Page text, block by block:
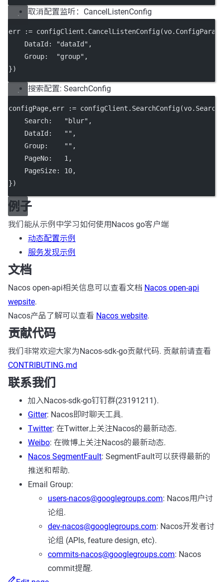
取消配置监听：CancelListenConfig
err := configClient. CancelListenConfig(vo.ConfigParam{
    DataId:
"dataId" ,
    Group:
"group" ,
})
搜索配置: SearchConfig
configPage,err := configClient. SearchConfig
    Search:
"blur" ,
    DataId:
"" ,
    Group:
"" ,
    PageNo:
1 ,
    PageSize:
10,
})
例子
我们能从示例中学习如何使用Nacos go客户端
动态配置示例
服务发现示例
文档
Nacos open-api相关信息可以查看文档 Nacos open-api
wepsite.
Nacos产品了解可以查看 Nacos website.
贡献代码
我们非常欢迎大家为Nacos-sdk-go贡献代码. 贡献前请查看
CONTRIBUTING.md
联系我们
加入Nacos-sdk-go钉钉群(23191211).
Gitter: Nacos即时聊天工具.
Twitter: 在Twitter上关注Nacos的最新动态.
Weibo: 在微博上关注Nacos的最新动态.
Nacos SegmentFault: SegmentFault可以获得最新的
推送和帮助.
Email Group:
users-nacos@googlegroups.com: Nacos用户讨
论组.
dev-nacos@googlegroups.com: Nacos开发者讨
论组 (APIs, feature design, etc).
commits-nacos@googlegroups.com: Nacos
commit提醒.